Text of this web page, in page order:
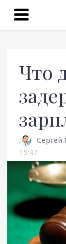
Что
Сергей
15:47